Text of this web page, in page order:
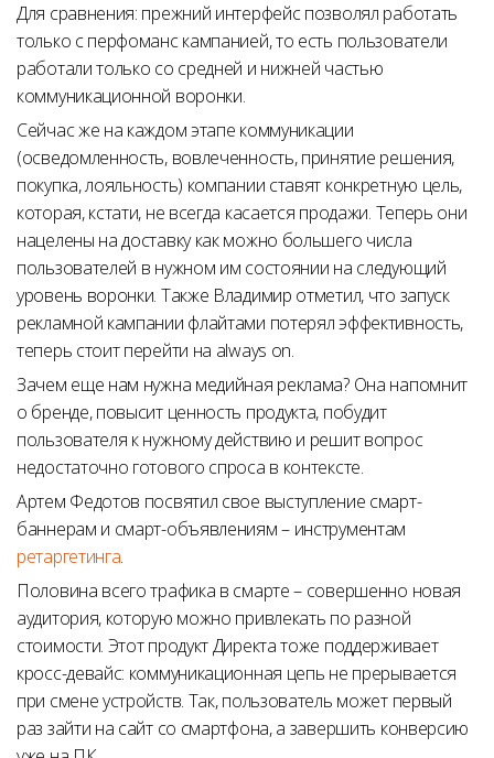
Для сравнения: прежний интерфейс позволял работать
только с перфоманс кампанией, то есть пользователи
работали только со средней и нижней частью
коммуникационной воронки.
Сейчас же на каждом этапе коммуникации
(осведомленность, вовлеченность, принятие решения,
покупка, лояльность) компании ставят конкретную цель,
которая, кстати, не всегда касается продажи. Теперь они
нацелены на доставку как можно большего числа
пользователей в нужном им состоянии на следующий
уровень воронки. Также Владимир отметил, что запуск
рекламной кампании флайтами потерял эффективность,
теперь стоит перейти на always on.
Зачем еще нам нужна медийная реклама? Она напомнит
о бренде, повысит ценность продукта, побудит
пользователя к нужному действию и решит вопрос
недостаточно готового спроса в контексте.
Артем Федотов посвятил свое выступление смарт-
баннерам и смарт-объявлениям – инструментам
ретаргетинга.
Половина всего трафика в смарте – совершенно новая
аудитория, которую можно привлекать по разной
стоимости. Этот продукт Директа тоже поддерживает
кросс-девайс: коммуникационная цепь не прерывается
при смене устройств. Так, пользователь может первый
раз зайти на сайт со смартфона, а завершить конверсию